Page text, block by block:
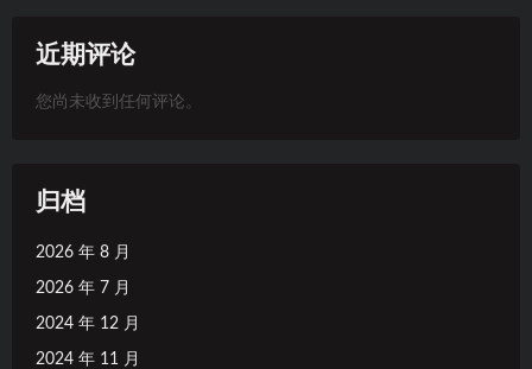
近期评论
您尚未收到任何评论。
归档
2026 年 8 月
2026 年 7 月
2024 年 12 月
2024 年 11 月